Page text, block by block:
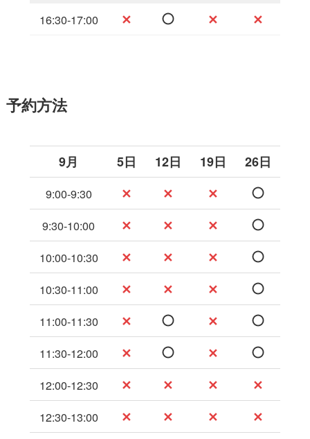
16:30-17:00 ✕ ✕ ✕
予約方法
9月 5日 12日 19日 26日
9:00-9:30 ✕ ✕ ✕
9:30-10:00 ✕ ✕ ✕
10:00-10:30 ✕ ✕ ✕
10:30-11:00 ✕ ✕ ✕
11:00-11:30 ✕ ✕
11:30-12:00 ✕ ✕
12:00-12:30 ✕ ✕ ✕ ✕
12:30-13:00 ✕ ✕ ✕ ✕